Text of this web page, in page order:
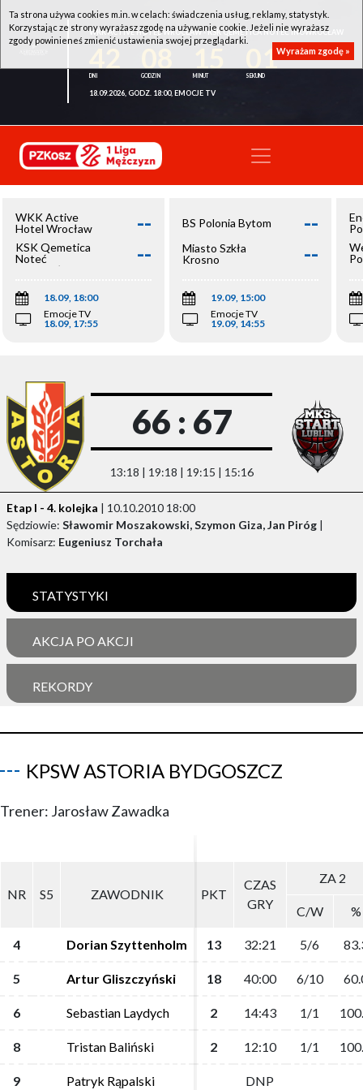
WKK ACTIVE HOTEL WROCŁAW - KSK QEMETICA NOTEĆ INOWROCŁAW
01
18.09.2026, GODZ. 18:00, EMOCJE TV
WKK Active
Hotel Wrocław
--
KSK Qemetica
Noteć
Inowrocław
--
18.09, 18:00
Emocje TV
18.09, 17:55
BS Polonia Bytom --
Miasto Szkła
Krosno
--
19.09, 15:00
Emocje TV
19.09, 14:55
66 : 67
13:18 | 19:18 | 19:15 | 15:16
Etap I - 4. kolejka | 10.10.2010 18:00
Sędziowie: Sławomir Moszakowski, Szymon Giza, Jan Piróg |
Komisarz: Eugeniusz Torchała
STATYSTYKI
AKCJA PO AKCJI
REKORDY
KPSW ASTORIA BYDGOSZCZ
Trener: Jarosław Zawadka
NR S5 ZAWODNIK PKT
CZAS
GRY
ZA 2
C/W %
4 Dorian Szyttenholm 13 32:21 5/6
5 Artur Gliszczyński 18 40:00 6/10
6 Sebastian Laydych 2 14:43 1/1
8 Tristan Baliński 2 12:10 1/1
9 Patryk Rąpalski DNP
NR S5 ZAWODNIK PKT
CZAS
GRY
ZA 2
C/W %
4 Dorian Szyttenholm 13 32:21 5/6
5 Artur Gliszczyński 18 40:00 6/10
6 Sebastian Laydych 2 14:43 1/1
8 Tristan Baliński 2 12:10 1/1
9 Patryk Rąpalski DNP
Ta strona używa cookies m.in. w celach: świadczenia usług, reklamy, statystyk.
Korzystając ze strony wyrażasz zgodę na używanie cookie. Jeżeli nie wyrażasz
zgody powinieneś zmienić ustawienia swojej przeglądarki.
Wyrażam zgodę »